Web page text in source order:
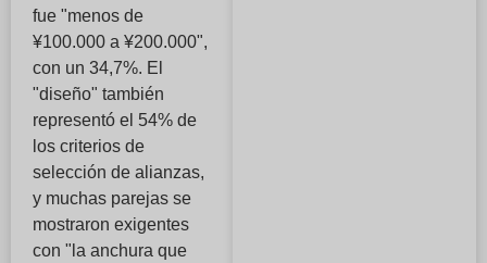
fue "menos de
¥100.000 a ¥200.000",
con un 34,7%. El
"diseño" también
representó el 54% de
los criterios de
selección de alianzas,
y muchas parejas se
mostraron exigentes
con "la anchura que